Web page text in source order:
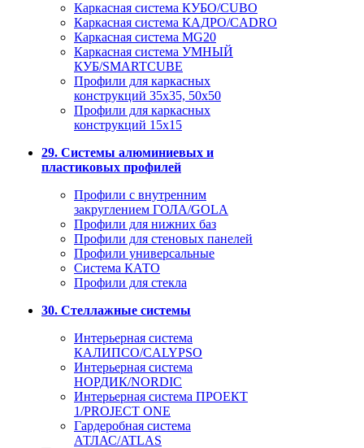
Каркасная система КУБО/CUBO
Каркасная система КАДРО/CADRO
Каркасная система MG20
Каркасная система УМНЫЙ
КУБ/SMARTCUBE
Профили для каркасных
конструкций 35x35, 50x50
Профили для каркасных
конструкций 15х15
29. Системы алюминиевых и
пластиковых профилей
Профили с внутренним
закруглением ГОЛА/GOLA
Профили для нижних баз
Профили для стеновых панелей
Профили универсальные
Система КАТО
Профили для стекла
30. Стеллажные системы
Интерьерная система
КАЛИПСО/CALYPSO
Интерьерная система
НОРДИК/NORDIC
Интерьерная система ПРОЕКТ
1/PROJECT ONE
Гардеробная система
АТЛАС/ATLAS